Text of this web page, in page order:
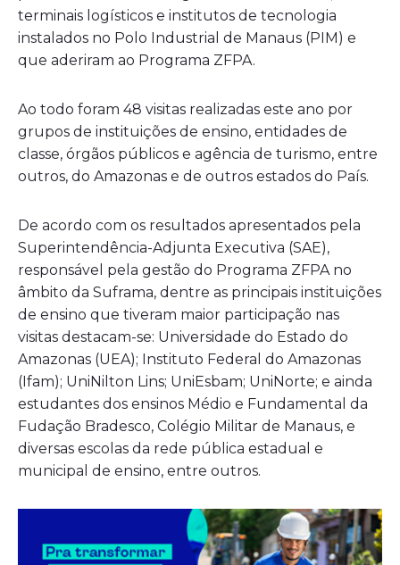
terminais logísticos e institutos de tecnologia
instalados no Polo Industrial de Manaus (PIM) e
que aderiram ao Programa ZFPA.
Ao todo foram 48 visitas realizadas este ano por
grupos de instituições de ensino, entidades de
classe, órgãos públicos e agência de turismo, entre
outros, do Amazonas e de outros estados do País.
De acordo com os resultados apresentados pela
Superintendência-Adjunta Executiva (SAE),
responsável pela gestão do Programa ZFPA no
âmbito da Suframa, dentre as principais instituições
de ensino que tiveram maior participação nas
visitas destacam-se: Universidade do Estado do
Amazonas (UEA); Instituto Federal do Amazonas
(Ifam); UniNilton Lins; UniEsbam; UniNorte; e ainda
estudantes dos ensinos Médio e Fundamental da
Fudação Bradesco, Colégio Militar de Manaus, e
diversas escolas da rede pública estadual e
municipal de ensino, entre outros.